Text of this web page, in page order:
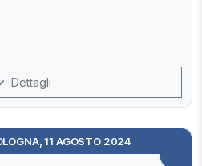
Dettagli
11 AGOSTO 2024